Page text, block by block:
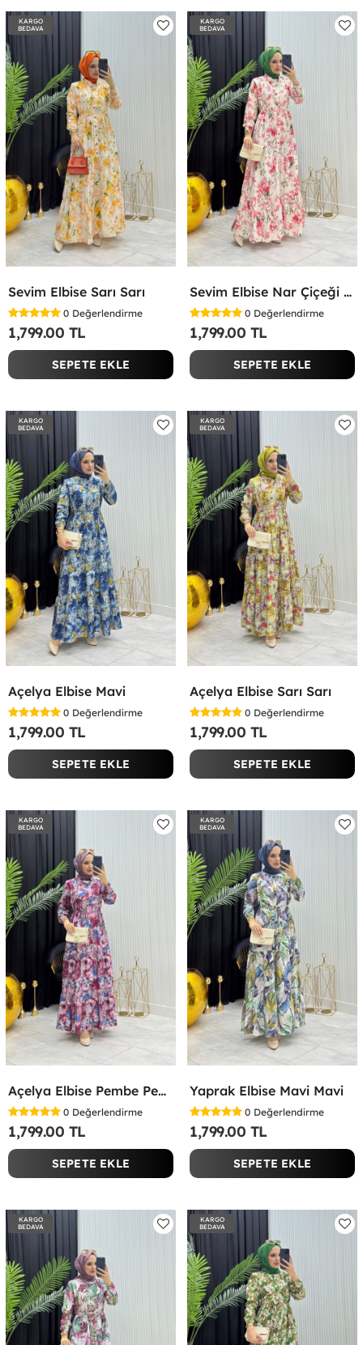
KARGO
BEDAVA
Sevim Elbise Sarı Sarı
0 Değerlendirme
1,799.00 TL
SEPETE EKLE
KARGO
BEDAVA
Sevim Elbise Nar Çiçeği Nar Çiçeği
0 Değerlendirme
1,799.00 TL
SEPETE EKLE
KARGO
BEDAVA
Açelya Elbise Mavi
0 Değerlendirme
1,799.00 TL
SEPETE EKLE
KARGO
BEDAVA
Açelya Elbise Sarı Sarı
0 Değerlendirme
1,799.00 TL
SEPETE EKLE
KARGO
BEDAVA
Açelya Elbise Pembe Pembe
0 Değerlendirme
1,799.00 TL
SEPETE EKLE
KARGO
BEDAVA
Yaprak Elbise Mavi Mavi
0 Değerlendirme
1,799.00 TL
SEPETE EKLE
KARGO
BEDAVA
KARGO
BEDAVA